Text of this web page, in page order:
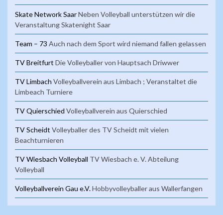
Skate Network SaarNeben Volleyball unterstützen wir die
Veranstaltung Skatenight Saar
Team – 73 Auch nach dem Sport wird niemand fallen gelassen
TV Breitfurt Die Volleyballer von Hauptsach Driwwer
TV Limbach Volleyballverein aus Limbach ; Veranstaltet die
Limbeach Turniere
TV Quierschied Volleyballverein aus Quierschied
TV Scheidt Volleyballer des TV Scheidt mit vielen
Beachturnieren
TV Wiesbach Volleyball TV Wiesbach e. V. Abteilung
Volleyball
Volleyballverein Gau e.V.Hobbyvolleyballer aus Wallerfangen